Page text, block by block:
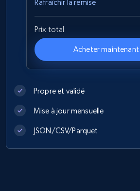
1.2K+
URL, Product id, Title, Images, Final
Currency, Discount, Initial price,
eCommerce
Rafraîchir la remise
Prix total
Acheter maintenant
Propre et validé
Mise à jour mensuelle
JSON/CSV/Parquet